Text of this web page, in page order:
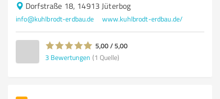
Dorfstraße 18, 14913 Jüterbog
info@kuhlbrodt-erdbau.de www.kuhlbrodt-erdbau.de/
5,00 / 5,00
3 Bewertungen (1 Quelle)